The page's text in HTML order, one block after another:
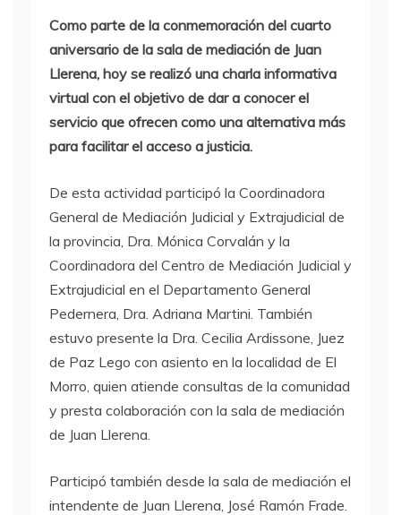
Como parte de la conmemoración del cuarto
aniversario de la sala de mediación de Juan
Llerena, hoy se realizó una charla informativa
virtual con el objetivo de dar a conocer el
servicio que ofrecen como una alternativa más
para facilitar el acceso a justicia.
De esta actividad participó la Coordinadora
General de Mediación Judicial y Extrajudicial de
la provincia, Dra. Mónica Corvalán y la
Coordinadora del Centro de Mediación Judicial y
Extrajudicial en el Departamento General
Pedernera, Dra. Adriana Martini. También
estuvo presente la Dra. Cecilia Ardissone, Juez
de Paz Lego con asiento en la localidad de El
Morro, quien atiende consultas de la comunidad
y presta colaboración con la sala de mediación
de Juan Llerena.
Participó también desde la sala de mediación el
intendente de Juan Llerena, José Ramón Frade.